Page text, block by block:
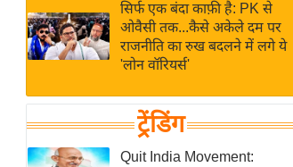
ई-पेपर
मिसाल बेमिसाल
शख्सियत
यंग इंडिया
साहित्य जगत
ऑटो वर्ल्ड
सिर्फ एक बंदा काफ़ी है: PK से
ओवैसी तक...कैसे अकेले दम पर
राजनीति का रुख बदलने में लगे ये
'लोन वॉरियर्स'
ट्रेंडिंग
Quit India Movement: